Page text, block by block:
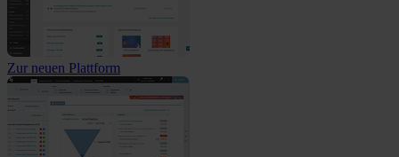
Zur neuen Plattform